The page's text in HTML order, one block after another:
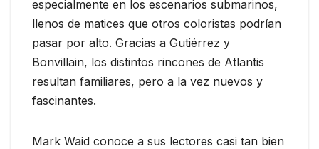
especialmente en los escenarios submarinos,
llenos de matices que otros coloristas podrían
pasar por alto. Gracias a Gutiérrez y
Bonvillain, los distintos rincones de Atlantis
resultan familiares, pero a la vez nuevos y
fascinantes.
Mark Waid conoce a sus lectores casi tan bien